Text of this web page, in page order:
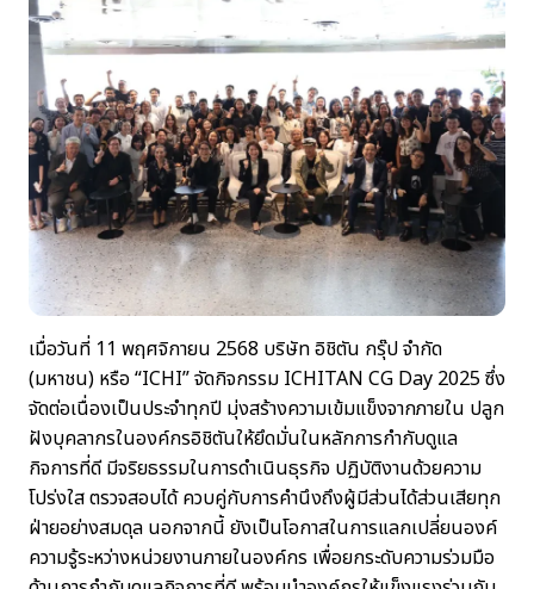
เมื่อวันที่ 11 พฤศจิกายน 2568 บริษัท อิชิตัน กรุ๊ป จำกัด
(มหาชน) หรือ “ICHI” จัดกิจกรรม ICHITAN CG Day 2025 ซึ่ง
จัดต่อเนื่องเป็นประจำทุกปี มุ่งสร้างความเข้มแข็งจากภายใน ปลูก
ฝังบุคลากรในองค์กรอิชิตันให้ยึดมั่นในหลักการกำกับดูแล
กิจการที่ดี มีจริยธรรมในการดำเนินธุรกิจ ปฏิบัติงานด้วยความ
โปร่งใส ตรวจสอบได้ ควบคู่กับการคำนึงถึงผู้มีส่วนได้ส่วนเสียทุก
ฝ่ายอย่างสมดุล นอกจากนี้ ยังเป็นโอกาสในการแลกเปลี่ยนองค์
ความรู้ระหว่างหน่วยงานภายในองค์กร เพื่อยกระดับความร่วมมือ